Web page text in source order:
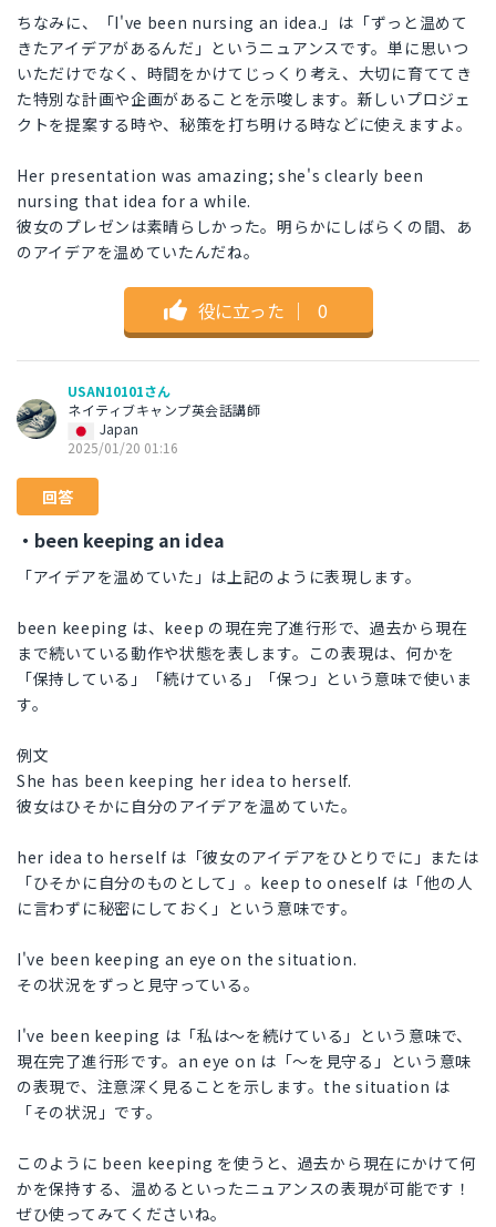
ちなみに、「I've been nursing an idea.」は「ずっと温めて
きたアイデアがあるんだ」というニュアンスです。単に思いつ
いただけでなく、時間をかけてじっくり考え、大切に育ててき
た特別な計画や企画があることを示唆します。新しいプロジェ
クトを提案する時や、秘策を打ち明ける時などに使えますよ。
Her presentation was amazing; she's clearly been
nursing that idea for a while.
彼女のプレゼンは素晴らしかった。明らかにしばらくの間、あ
のアイデアを温めていたんだね。
役に立った ｜ 0
USAN10101さん
ネイティブキャンプ英会話講師
Japan
2025/01/20 01:16
回答
・been keeping an idea
「アイデアを温めていた」は上記のように表現します。
been keeping は、keep の現在完了進行形で、過去から現在
まで続いている動作や状態を表します。この表現は、何かを
「保持している」「続けている」「保つ」という意味で使いま
す。
例文
She has been keeping her idea to herself.
彼女はひそかに自分のアイデアを温めていた。
her idea to herself は「彼女のアイデアをひとりでに」または
「ひそかに自分のものとして」。keep to oneself は「他の人
に言わずに秘密にしておく」という意味です。
I've been keeping an eye on the situation.
その状況をずっと見守っている。
I've been keeping は「私は～を続けている」という意味で、
現在完了進行形です。an eye on は「～を見守る」という意味
の表現で、注意深く見ることを示します。the situation は
「その状況」です。
このように been keeping を使うと、過去から現在にかけて何
かを保持する、温めるといったニュアンスの表現が可能です！
ぜひ使ってみてくださいね。